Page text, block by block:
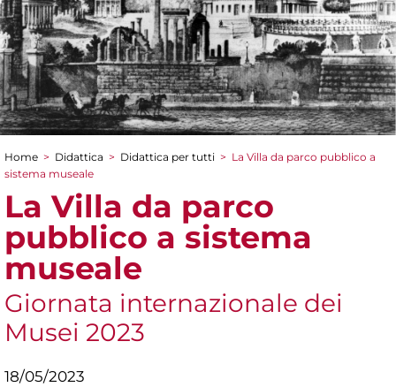
Tu sei qui
Home > Didattica > Didattica per tutti > La Villa da parco pubblico a
sistema museale
La Villa da parco
pubblico a sistema
museale
Giornata internazionale dei
Musei 2023
18/05/2023